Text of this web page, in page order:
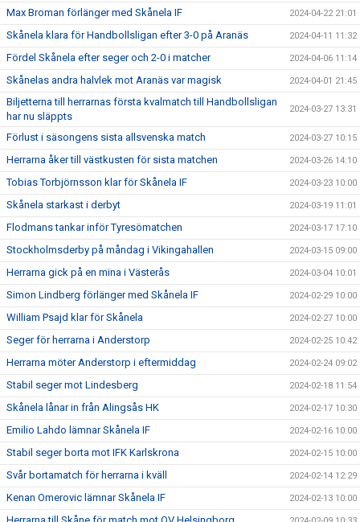
Max Broman förlänger med Skånela IF 2024-04-22 21:01
Skånela klara för Handbollsligan efter 3-0 på Aranäs 2024-04-11 11:32
Fördel Skånela efter seger och 2-0 i matcher 2024-04-06 11:14
Skånelas andra halvlek mot Aranäs var magisk 2024-04-01 21:45
Biljetterna till herrarnas första kvalmatch till Handbollsligan
har nu släppts
2024-03-27 13:31
Förlust i säsongens sista allsvenska match 2024-03-27 10:15
Herrarna åker till västkusten för sista matchen 2024-03-26 14:10
Tobias Torbjörnsson klar för Skånela IF 2024-03-23 10:00
Skånela starkast i derbyt 2024-03-19 11:01
Flodmans tankar inför Tyresömatchen 2024-03-17 17:10
Stockholmsderby på måndag i Vikingahallen 2024-03-15 09:00
Herrarna gick på en mina i Västerås 2024-03-04 10:01
Simon Lindberg förlänger med Skånela IF 2024-02-29 10:00
William Psajd klar för Skånela 2024-02-27 10:00
Seger för herrarna i Anderstorp 2024-02-25 10:42
Herrarna möter Anderstorp i eftermiddag 2024-02-24 09:02
Stabil seger mot Lindesberg 2024-02-18 11:54
Skånela lånar in från Alingsås HK 2024-02-17 10:30
Emilio Lahdo lämnar Skånela IF 2024-02-16 10:00
Stabil seger borta mot IFK Karlskrona 2024-02-15 10:00
Svår bortamatch för herrarna i kväll 2024-02-14 12:29
Kenan Omerovic lämnar Skånela IF 2024-02-13 10:00